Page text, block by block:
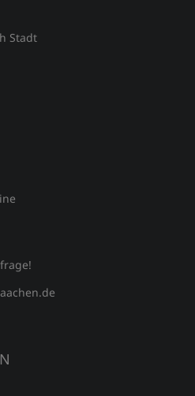
Stadt